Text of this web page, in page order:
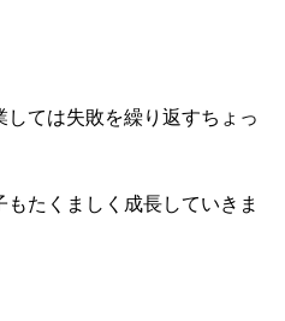
ては失敗を繰り返すちょっ
たくましく成長していきま